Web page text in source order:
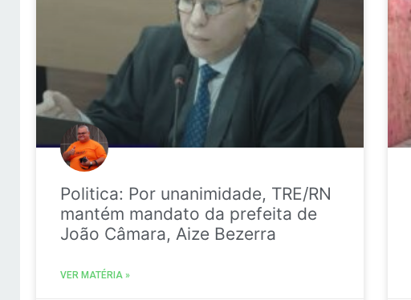
Politica: Por unanimidade, TRE/RN
mantém mandato da prefeita de
João Câmara, Aize Bezerra
VER MATÉRIA »